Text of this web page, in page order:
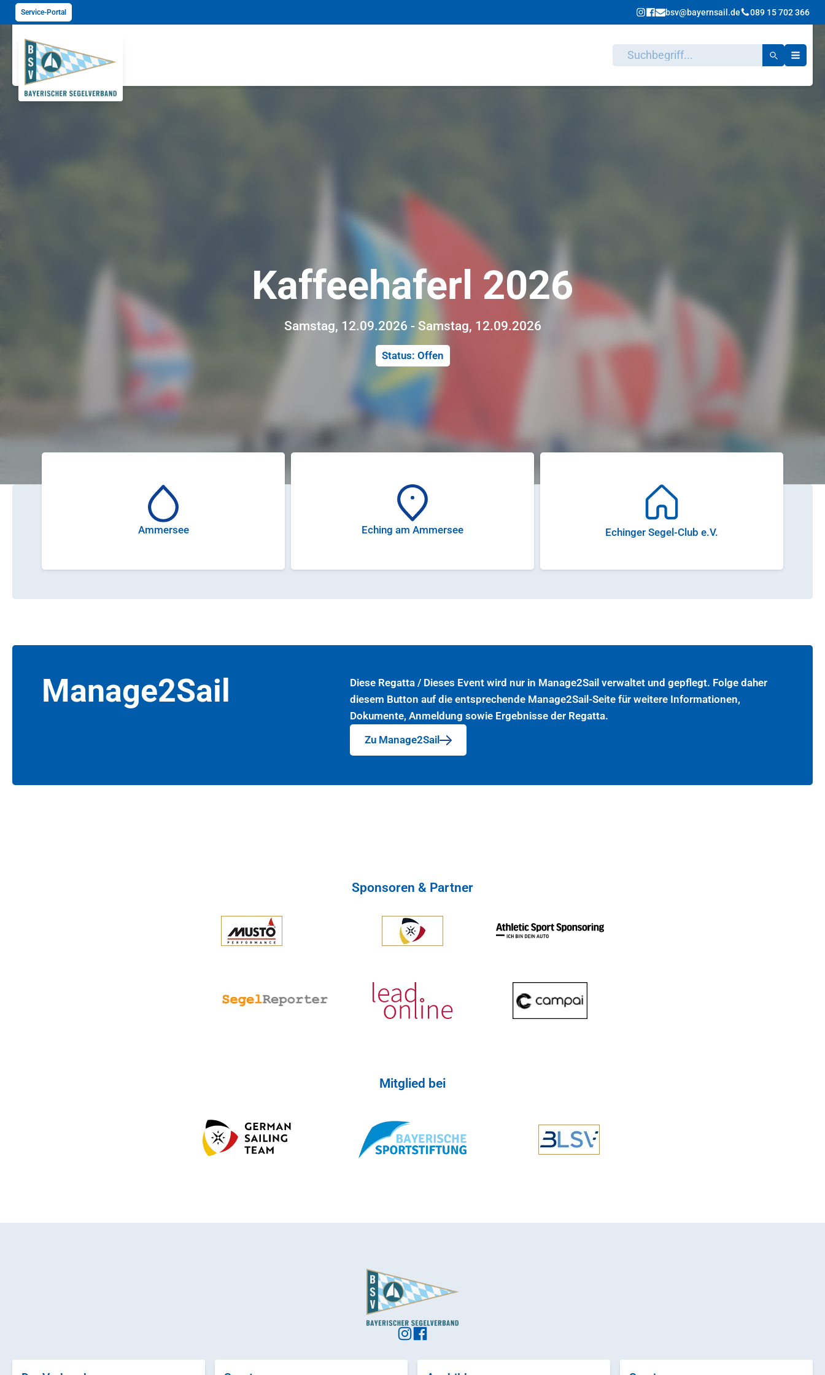
Service-Portal bsv@bayernsail.de 089 15 702 366
Kaffeehaferl 2026
Samstag, 12.09.2026 - Samstag, 12.09.2026
Status: Offen
Ammersee Eching am Ammersee Echinger Segel-Club e.V.
Manage2Sail
Diese Regatta / Dieses Event wird nur in Manage2Sail verwaltet und gepflegt. Folge daher
diesem Button auf die entsprechende Manage2Sail-Seite für weitere Informationen,
Dokumente, Anmeldung sowie Ergebnisse der Regatta.
Zu Manage2Sail
Sponsoren & Partner
Mitglied bei